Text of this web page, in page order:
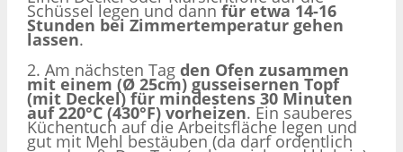
Schüssel legen und dann für etwa 14-16
Stunden bei Zimmertemperatur gehen
lassen.
2. Am nächsten Tag den Ofen zusammen
mit einem (Ø 25cm) gusseisernen Topf
(mit Deckel) für mindestens 30 Minuten
auf 220°C (430°F) vorheizen. Ein sauberes
Küchentuch auf die Arbeitsfläche legen und
gut mit Mehl bestäuben (da darf ordentlich